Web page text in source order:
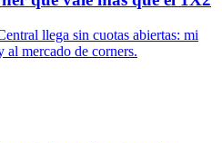
llega sin cuotas abiertas: mi
al mercado de corners.